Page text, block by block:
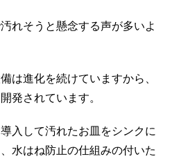
れそうと懸念する声が多いよ
は進化を続けていますから、
発されています。
入して汚れたお皿をシンクに
水はね防止の仕組みの付いた